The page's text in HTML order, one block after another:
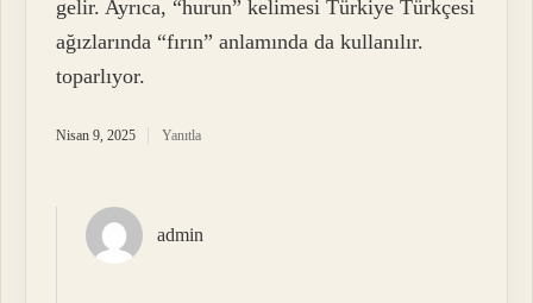
gelir. Ayrıca, “hurun” kelimesi Türkiye Türkçesi
ağızlarında “fırın” anlamında da kullanılır.
toparlıyor.
Nisan 9, 2025 Yanıtla
admin